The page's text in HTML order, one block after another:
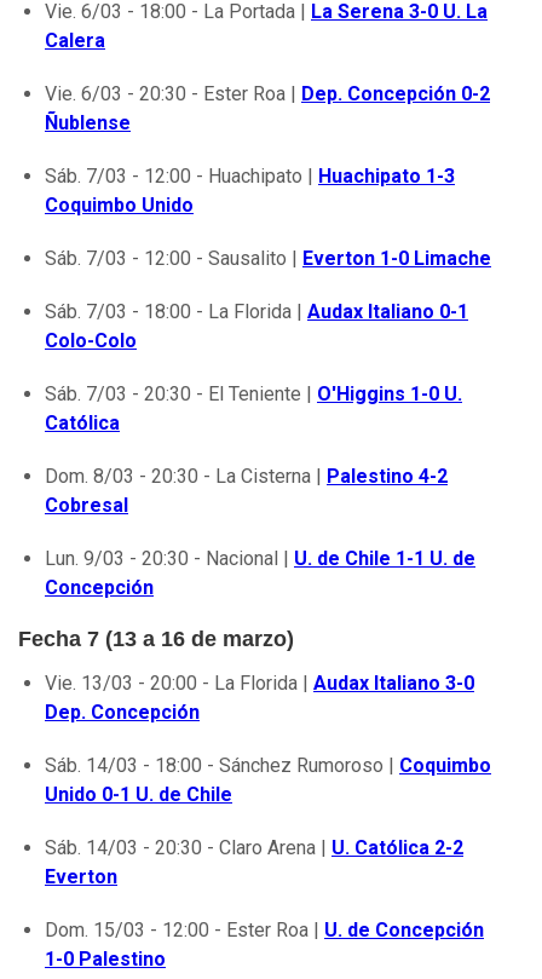
Vie. 6/03 - 18:00 - La Portada | La Serena 3-0 U. La
Calera
Vie. 6/03 - 20:30 - Ester Roa | Dep. Concepción 0-2
Ñublense
Sáb. 7/03 - 12:00 - Huachipato | Huachipato 1-3
Coquimbo Unido
Sáb. 7/03 - 12:00 - Sausalito | Everton 1-0 Limache
Sáb. 7/03 - 18:00 - La Florida | Audax Italiano 0-1
Colo-Colo
Sáb. 7/03 - 20:30 - El Teniente | O'Higgins 1-0 U.
Católica
Dom. 8/03 - 20:30 - La Cisterna | Palestino 4-2
Cobresal
Lun. 9/03 - 20:30 - Nacional | U. de Chile 1-1 U. de
Concepción
Fecha 7 (13 a 16 de marzo)
Vie. 13/03 - 20:00 - La Florida | Audax Italiano 3-0
Dep. Concepción
Sáb. 14/03 - 18:00 - Sánchez Rumoroso | Coquimbo
Unido 0-1 U. de Chile
Sáb. 14/03 - 20:30 - Claro Arena | U. Católica 2-2
Everton
Dom. 15/03 - 12:00 - Ester Roa | U. de Concepción
1-0 Palestino